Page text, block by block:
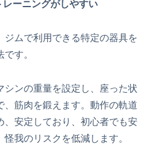
ーニングがしやすい
ジムで利用できる特定の器具を
す。
シンの重量を設定し、座った状
、筋肉を鍛えます。動作の軌道
、安定しており、初心者でも安
我のリスクを低減します。